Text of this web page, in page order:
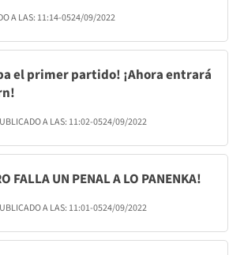
A LAS: 11:14-0524/09/2022
el primer partido! ¡Ahora entrará
A LAS: 11:02-0524/09/2022
FALLA UN PENAL A LO PANENKA!
A LAS: 11:01-0524/09/2022